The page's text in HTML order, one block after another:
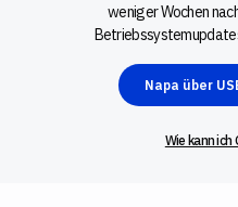
weniger Wochen
Napa über
Wie kann ich